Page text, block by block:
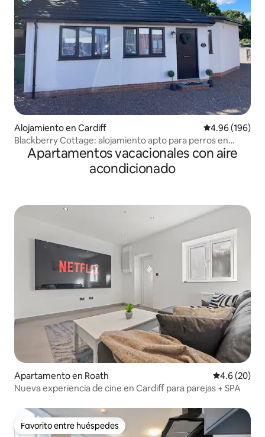
Alojamiento en Cardiff Calificación
4.96 (196)
Blackberry Cottage: alojamiento apto para perros en
Cardiff
Apartamentos vacacionales con aire
acondicionado
Apartamento en Roath Calificación
4.6 (20)
Nueva experiencia de cine en Cardiff para parejas + SPA
Favorito entre huéspedes
Favorito entre huéspedes